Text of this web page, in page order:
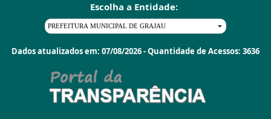
Escolha a Entidade:
Dados atualizados em: 07/08/2026 - Quantidade de Acessos: 3636